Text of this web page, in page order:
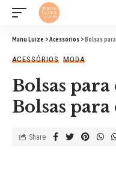
Manu Luize >Acessórios >Bolsas
ACESSÓRIOS MODA
Bolsas
Bolsas
Share